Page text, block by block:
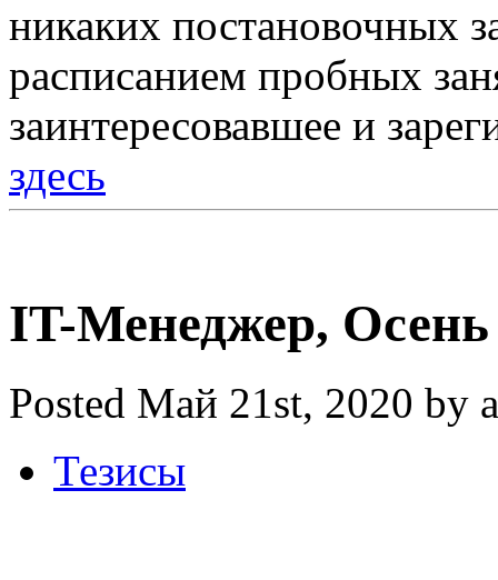
никаких постановочных
расписанием пробных
заинтересовавшее и
здесь
IT-Менеджер, Осень
Posted Май 21st, 2020 by
Тезисы